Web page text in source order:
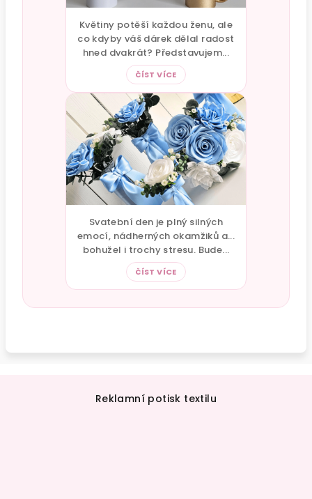
Květiny potěší každou ženu, ale
co kdyby váš dárek dělal radost
hned dvakrát? Představujem...
ČÍST VÍCE
Svatební den je plný silných
emocí, nádherných okamžiků a...
bohužel i trochy stresu. Bude...
ČÍST VÍCE
Reklamní potisk textilu